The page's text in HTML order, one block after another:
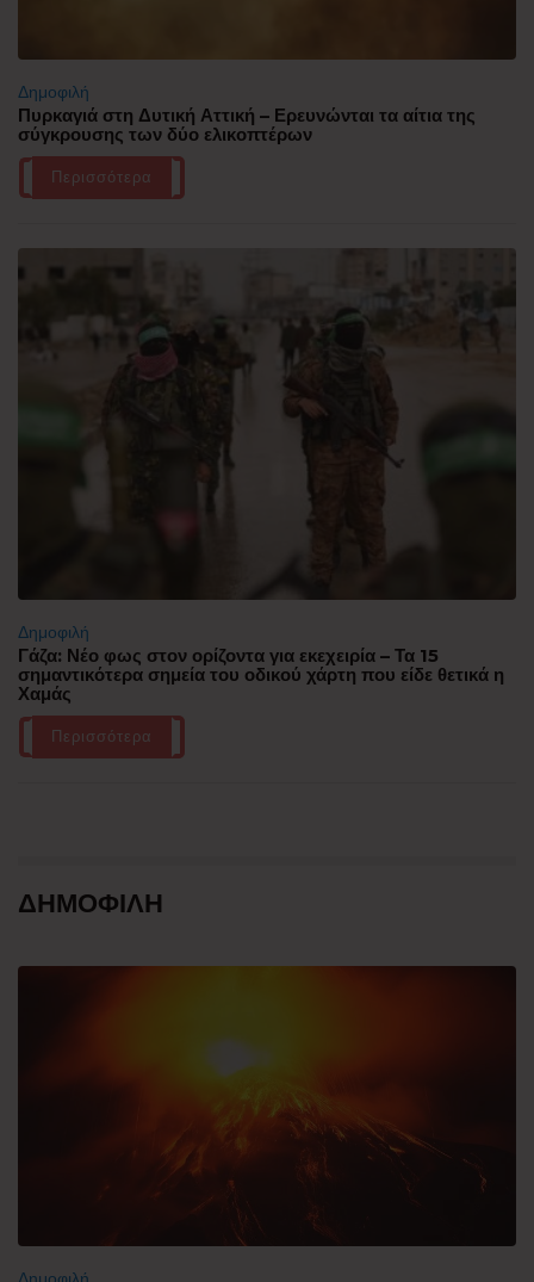
Δημοφιλή
Πυρκαγιά στη Δυτική Αττική – Ερευνώνται τα αίτια της
σύγκρουσης των δύο ελικοπτέρων
Περισσότερα
Δημοφιλή
Γάζα: Νέο φως στον ορίζοντα για εκεχειρία – Τα 15
σημαντικότερα σημεία του οδικού χάρτη που είδε θετικά η
Χαμάς
Περισσότερα
ΔΗΜΟΦΙΛΗ